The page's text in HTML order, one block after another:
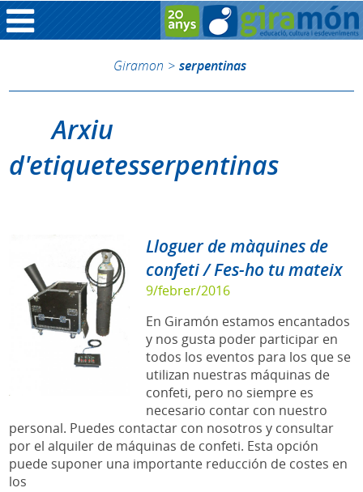
Giramon > serpentinas
Arxiu
d'etiquetesserpentinas
Lloguer de màquines de
confeti / Fes-ho tu mateix
9/febrer/2016
En Giramón estamos encantados
y nos gusta poder participar en
todos los eventos para los que se
utilizan nuestras máquinas de
confeti, pero no siempre es
necesario contar con nuestro
personal. Puedes contactar con nosotros y consultar
por el alquiler de máquinas de confeti. Esta opción
puede suponer una importante reducción de costes en
los